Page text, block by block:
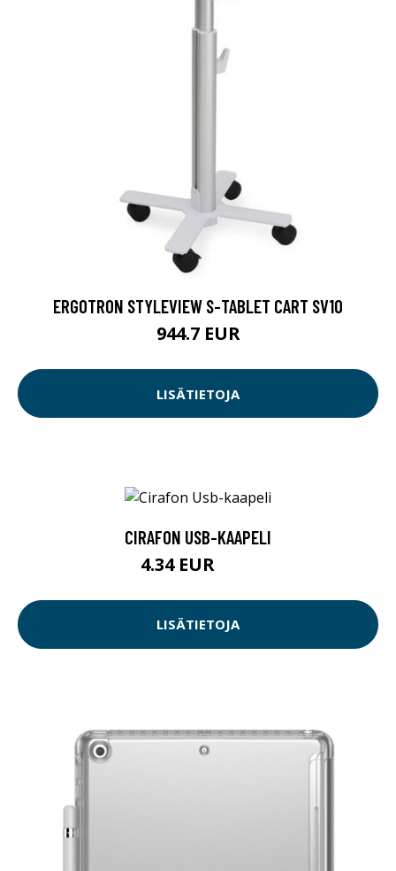
ERGOTRON STYLEVIEW S-TABLET CART SV10
944.7 EUR
LISÄTIETOJA
CIRAFON USB-KAAPELI
4.34 EUR
LISÄTIETOJA